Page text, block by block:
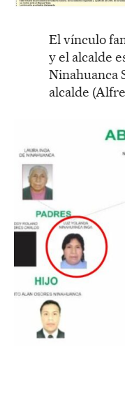
El vínculo
y el alcalde
Ninahuanca
alcalde